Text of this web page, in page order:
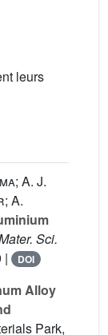
leurs
A. J.
A.
Sci.
| DOI
Alloy
Park,